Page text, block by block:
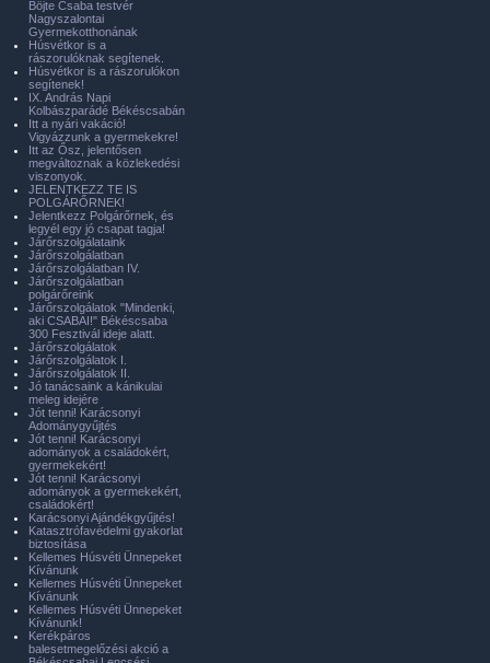
Böjte Csaba testvér
Nagyszalontai
Gyermekotthonának
Húsvétkor is a
rászorulóknak segítenek.
Húsvétkor is a rászorulókon
segítenek!
IX. András Napi
Kolbászparádé Békéscsabán
Itt a nyári vakáció!
Vigyázzunk a gyermekekre!
Itt az Ősz, jelentősen
megváltoznak a közlekedési
viszonyok.
JELENTKEZZ TE IS
POLGÁRŐRNEK!
Jelentkezz Polgárőrnek, és
legyél egy jó csapat tagja!
Járőrszolgálataink
Járőrszolgálatban
Járőrszolgálatban IV.
Járőrszolgálatban
polgárőreink
Járőrszolgálatok "Mindenki,
aki CSABAI!" Békéscsaba
300 Fesztivál ideje alatt.
Járőrszolgálatok
Járőrszolgálatok I.
Járőrszolgálatok II.
Jó tanácsaink a kánikulai
meleg idejére
Jót tenni! Karácsonyi
Adománygyűjtés
Jót tenni! Karácsonyi
adományok a családokért,
gyermekekért!
Jót tenni! Karácsonyi
adományok a gyermekekért,
családokért!
Karácsonyi Ajándékgyűjtés!
Katasztrófavédelmi gyakorlat
biztosítása
Kellemes Húsvéti Ünnepeket
Kívánunk
Kellemes Húsvéti Ünnepeket
Kívánunk
Kellemes Húsvéti Ünnepeket
Kívánunk!
Kerékpáros
balesetmegelőzési akció a